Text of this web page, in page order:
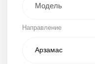
Направление